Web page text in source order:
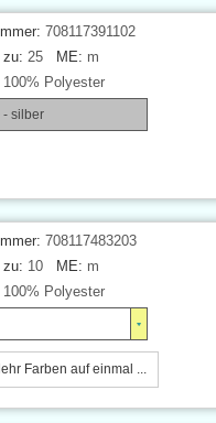
708117391102
25 ME: m
100% Polyester
- silber
708117483203
10 ME: m
100% Polyester
Farben auf einmal ...